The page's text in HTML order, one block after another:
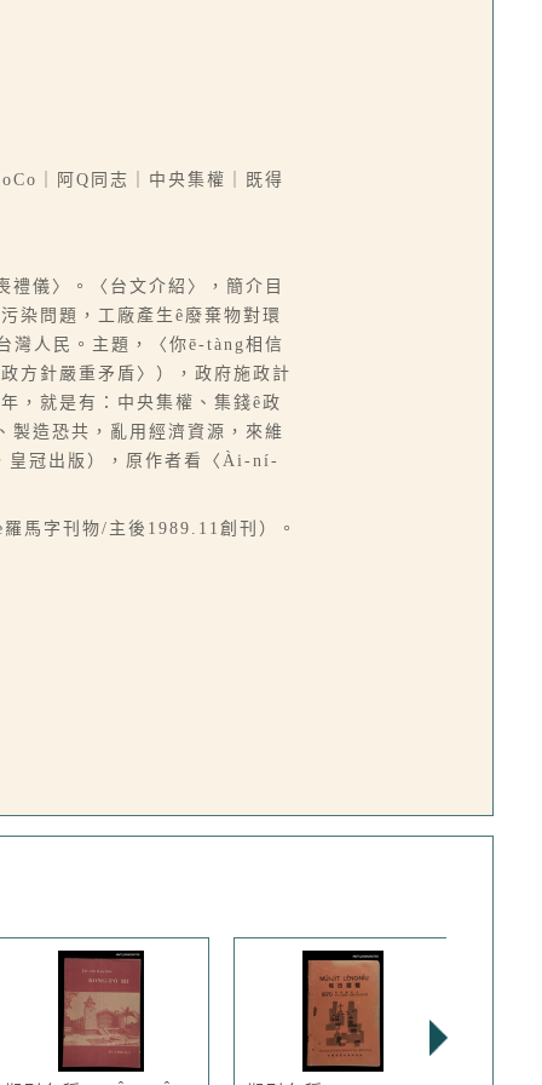
｜阿Q同志｜中央集權｜既得
儀〉。〈台文介紹〉，簡介目
染問題，工廠產生ê廢棄物對環
灣人民。主題，〈你ē-tàng相信
方針嚴重矛盾〉），政府施政計
，就是有：中央集權、集錢ê政
製造恐共，亂用經濟資源，來維
皇冠出版），原作者看〈Ài-ní-
字刊物/主後1989.11創刊）。